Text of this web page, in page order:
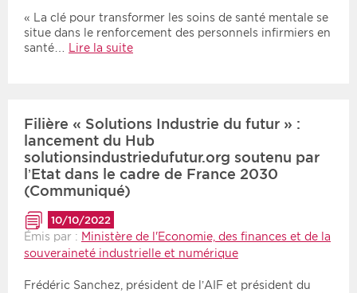
« La clé pour transformer les soins de santé mentale se
situe dans le renforcement des personnels infirmiers en
santé…
Lire la suite
Filière « Solutions Industrie du futur » :
lancement du Hub
solutionsindustriedufutur.org soutenu par
l’Etat dans le cadre de France 2030
(Communiqué)
10/10/2022
Émis par : Ministère de l'Economie, des finances et de la
souveraineté industrielle et numérique
Frédéric Sanchez, président de l’AIF et président du